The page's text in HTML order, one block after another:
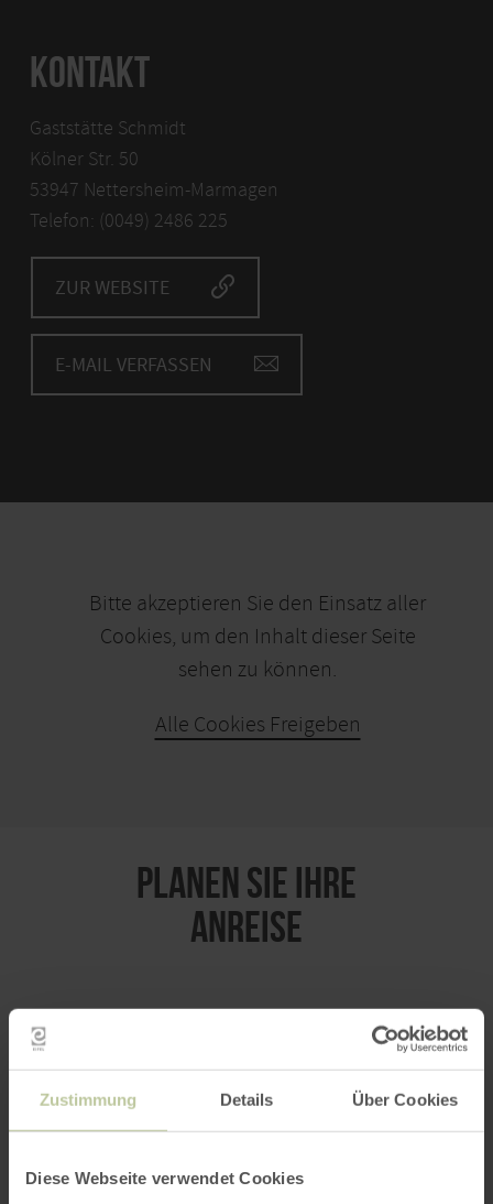
Zustimmung Details Über Cookies
Diese Webseite verwendet Cookies
KONTAKT
Gaststätte Schmidt
Kölner Str. 50
53947 Nettersheim-Marmagen
Telefon: (0049) 2486 225
ZUR WEBSITE
E-MAIL VERFASSEN
Bitte akzeptieren Sie den Einsatz aller
Cookies, um den Inhalt dieser Seite
sehen zu können.
Alle Cookies Freigeben
PLANEN SIE IHRE
ANREISE